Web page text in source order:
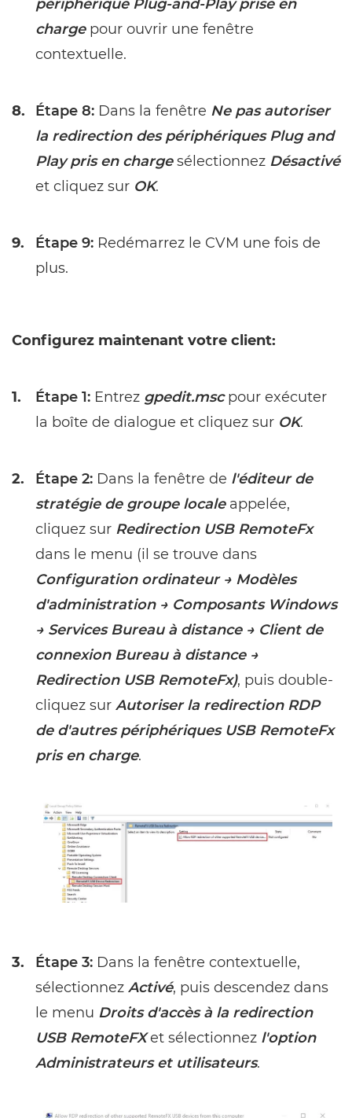
périphérique Plug-and-Play prise en
charge pour ouvrir une fenêtre
contextuelle.
8. Étape 8: Dans la fenêtre Ne pas autoriser
la redirection des périphériques Plug and
Play pris en chargesélectionnez Désactivé
et cliquez sur OK.
9. Étape 9: Redémarrez le CVM une fois de
plus.
Configurez maintenant votre client:
1. Étape 1: Entrez gpedit.mscpour exécuter
la boîte de dialogue et cliquez sur OK.
2. Étape 2: Dans la fenêtre de l'éditeur de
stratégie de groupe localeappelée,
cliquez sur Redirection USB RemoteFx
dans le menu (il se trouve dans
Сonfiguration ordinateur → Modèles
d'administration → Composants Windows
→ Services Bureau à distance → Client de
connexion Bureau à distance →
Redirection USB RemoteFx), puis double-
cliquez sur Autoriser la redirection RDP
de d'autres périphériques USB RemoteFx
pris en charge.
3. Étape 3: Dans la fenêtre contextuelle,
sélectionnez Activé, puis descendez dans
le menu Droits d'accès à la redirection
USB RemoteFXet sélectionnez l'option
Administrateurs et utilisateurs.